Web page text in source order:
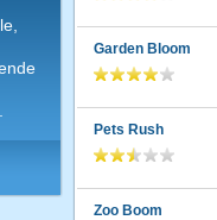
Garden Bloom
Pets Rush
Zoo Boom